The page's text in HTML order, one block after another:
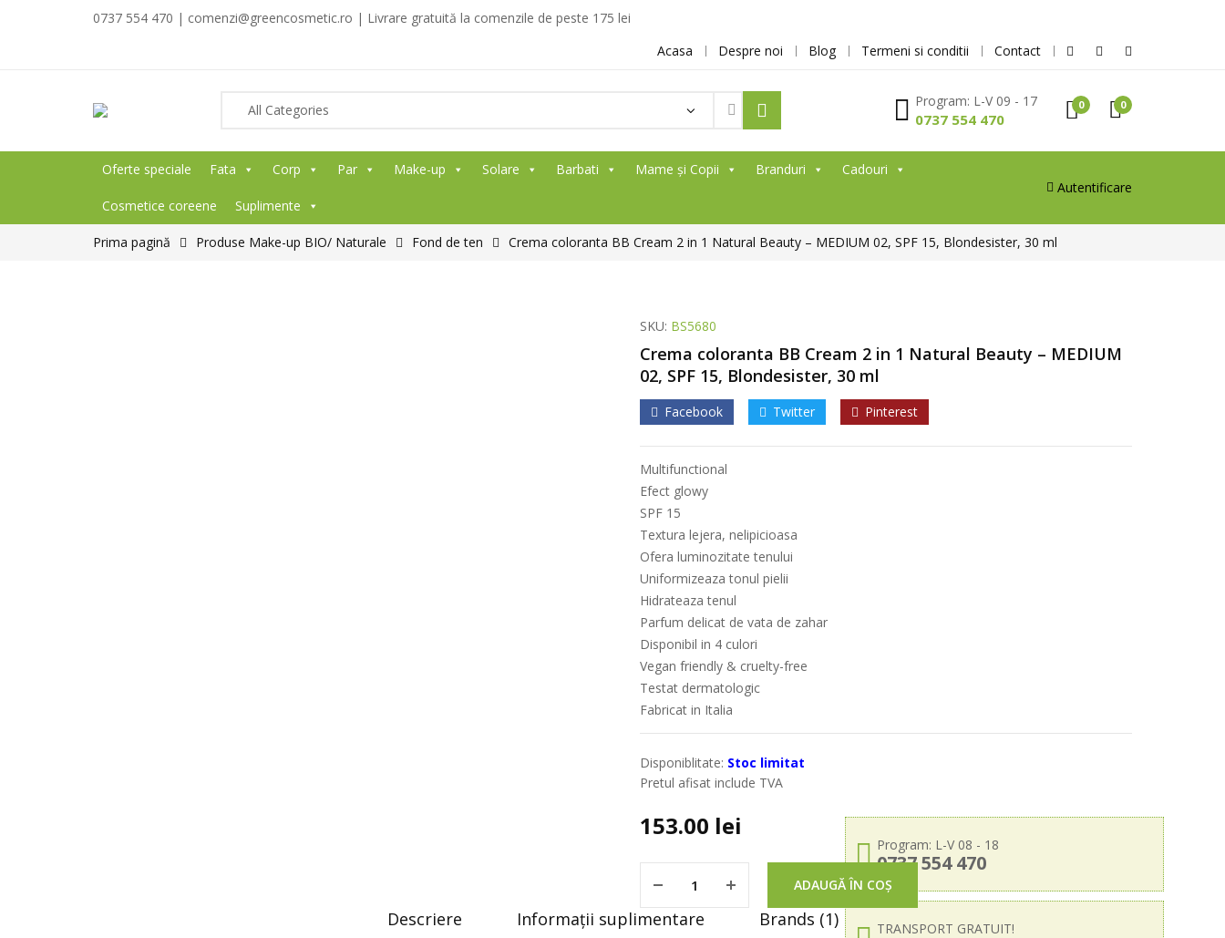
0737 554 470 | comenzi@greencosmetic.ro | Livrare gratuită la comenzile de peste 175 lei
Acasa
Despre noi Blog Termeni si conditii Contact
Program: L-V 09 - 17
0737 554 470
0 0
Oferte speciale Fata Corp Par Make-up Solare Barbati Mame și Copii Branduri Cadouri
Cosmetice coreene Suplimente
Autentificare
Prima pagină Produse Make-up BIO/ Naturale Fond de ten Crema coloranta BB Cream 2 in 1 Natural Beauty – MEDIUM 02, SPF 15, Blondesister, 30 ml
SKU: BS5680
Crema coloranta BB Cream 2 in 1 Natural Beauty – MEDIUM
02, SPF 15, Blondesister, 30 ml
Facebook Twitter Pinterest
Multifunctional
Efect glowy
SPF 15
Textura lejera, nelipicioasa
Ofera luminozitate tenului
Uniformizeaza tonul pielii
Hidrateaza tenul
Parfum delicat de vata de zahar
Disponibil in 4 culori
Vegan friendly & cruelty-free
Testat dermatologic
Fabricat in Italia
Disponiblitate: Stoc limitat
Pretul afisat include TVA
Program: L-V 08 - 18
0737 554 470
TRANSPORT GRATUIT!
153.00 lei
ADAUGĂ ÎN COȘ
Descriere Informații suplimentare Brands (1)